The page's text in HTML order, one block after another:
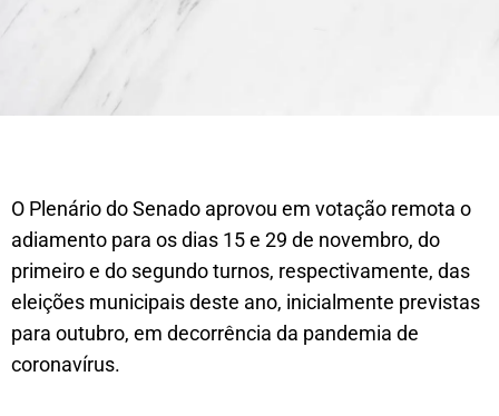
O Plenário do Senado aprovou em votação remota o
adiamento para os dias 15 e 29 de novembro, do
primeiro e do segundo turnos, respectivamente, das
eleições municipais deste ano, inicialmente previstas
para outubro, em decorrência da pandemia de
coronavírus.